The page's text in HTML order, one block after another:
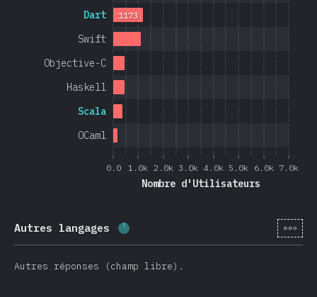
0.0 1.0k 2.0k 3.0k 4.0k 5.0k 6.0k 7.0k
Nombre d'Utilisateurs
OCaml
Scala
Haskell
Objective-C
Swift
Dart 1173
Autres langages Progression: [fr-
Autres réponses (champ libre).